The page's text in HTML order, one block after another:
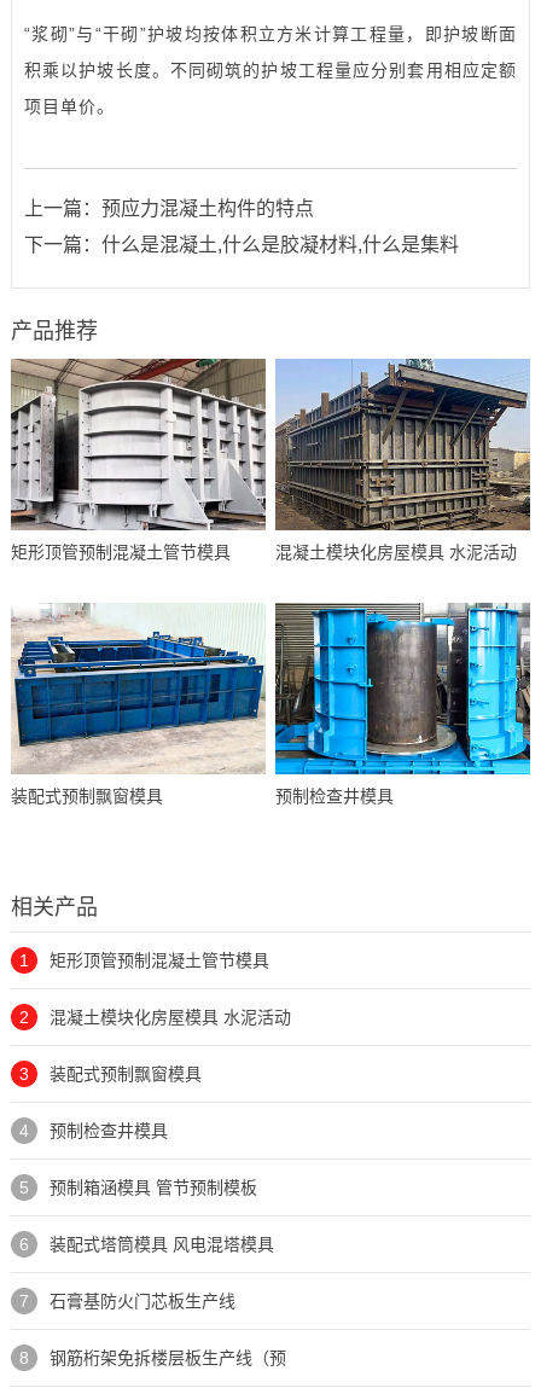
“浆砌”与“干砌”护坡均按体积立方米计算工程量，即护坡断面
积乘以护坡长度。不同砌筑的护坡工程量应分别套用相应定额
项目单价。
上一篇： 预应力混凝土构件的特点
下一篇： 什么是混凝土,什么是胶凝材料,什么是集料
产品推荐
矩形顶管预制混凝土管节模具 混凝土模块化房屋模具 水泥活动
装配式预制飘窗模具 预制检查井模具
相关产品
1 矩形顶管预制混凝土管节模具
2 混凝土模块化房屋模具 水泥活动
3 装配式预制飘窗模具
4 预制检查井模具
5 预制箱涵模具 管节预制模板
6 装配式塔筒模具 风电混塔模具
7 石膏基防火门芯板生产线
8 钢筋桁架免拆楼层板生产线（预